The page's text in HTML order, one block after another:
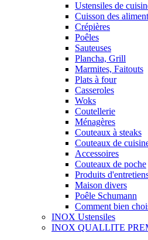
Ustensiles de
Cuisson des
Crépières
Poêles
Sauteuses
Plancha, Grill
Marmites, Faitouts
Plats à four
Casseroles
Woks
Coutellerie
Ménagères
Couteaux à steaks
Couteaux de
Accessoires
Couteaux de poche
Produits
Maison divers
Poêle Schumann
Comment bien
INOX Ustensiles
INOX QUALLITE